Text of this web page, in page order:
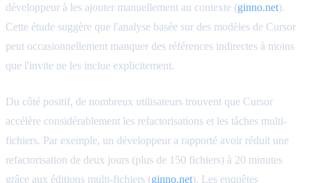
développeur à les ajouter manuellement au contexte (ginno.net).
Cette étude suggère que l'analyse basée sur des modèles de Cursor
peut occasionnellement manquer des références indirectes à moins
que l'invite ne les inclue explicitement.
Du côté positif, de nombreux utilisateurs trouvent que Cursor
accélère considérablement les refactorisations et les tâches multi-
fichiers. Par exemple, un développeur a rapporté avoir réduit une
refactorisation de deux jours (plus de 150 fichiers) à 20 minutes
grâce aux éditions multi-fichiers (ginno.net). Les enquêtes